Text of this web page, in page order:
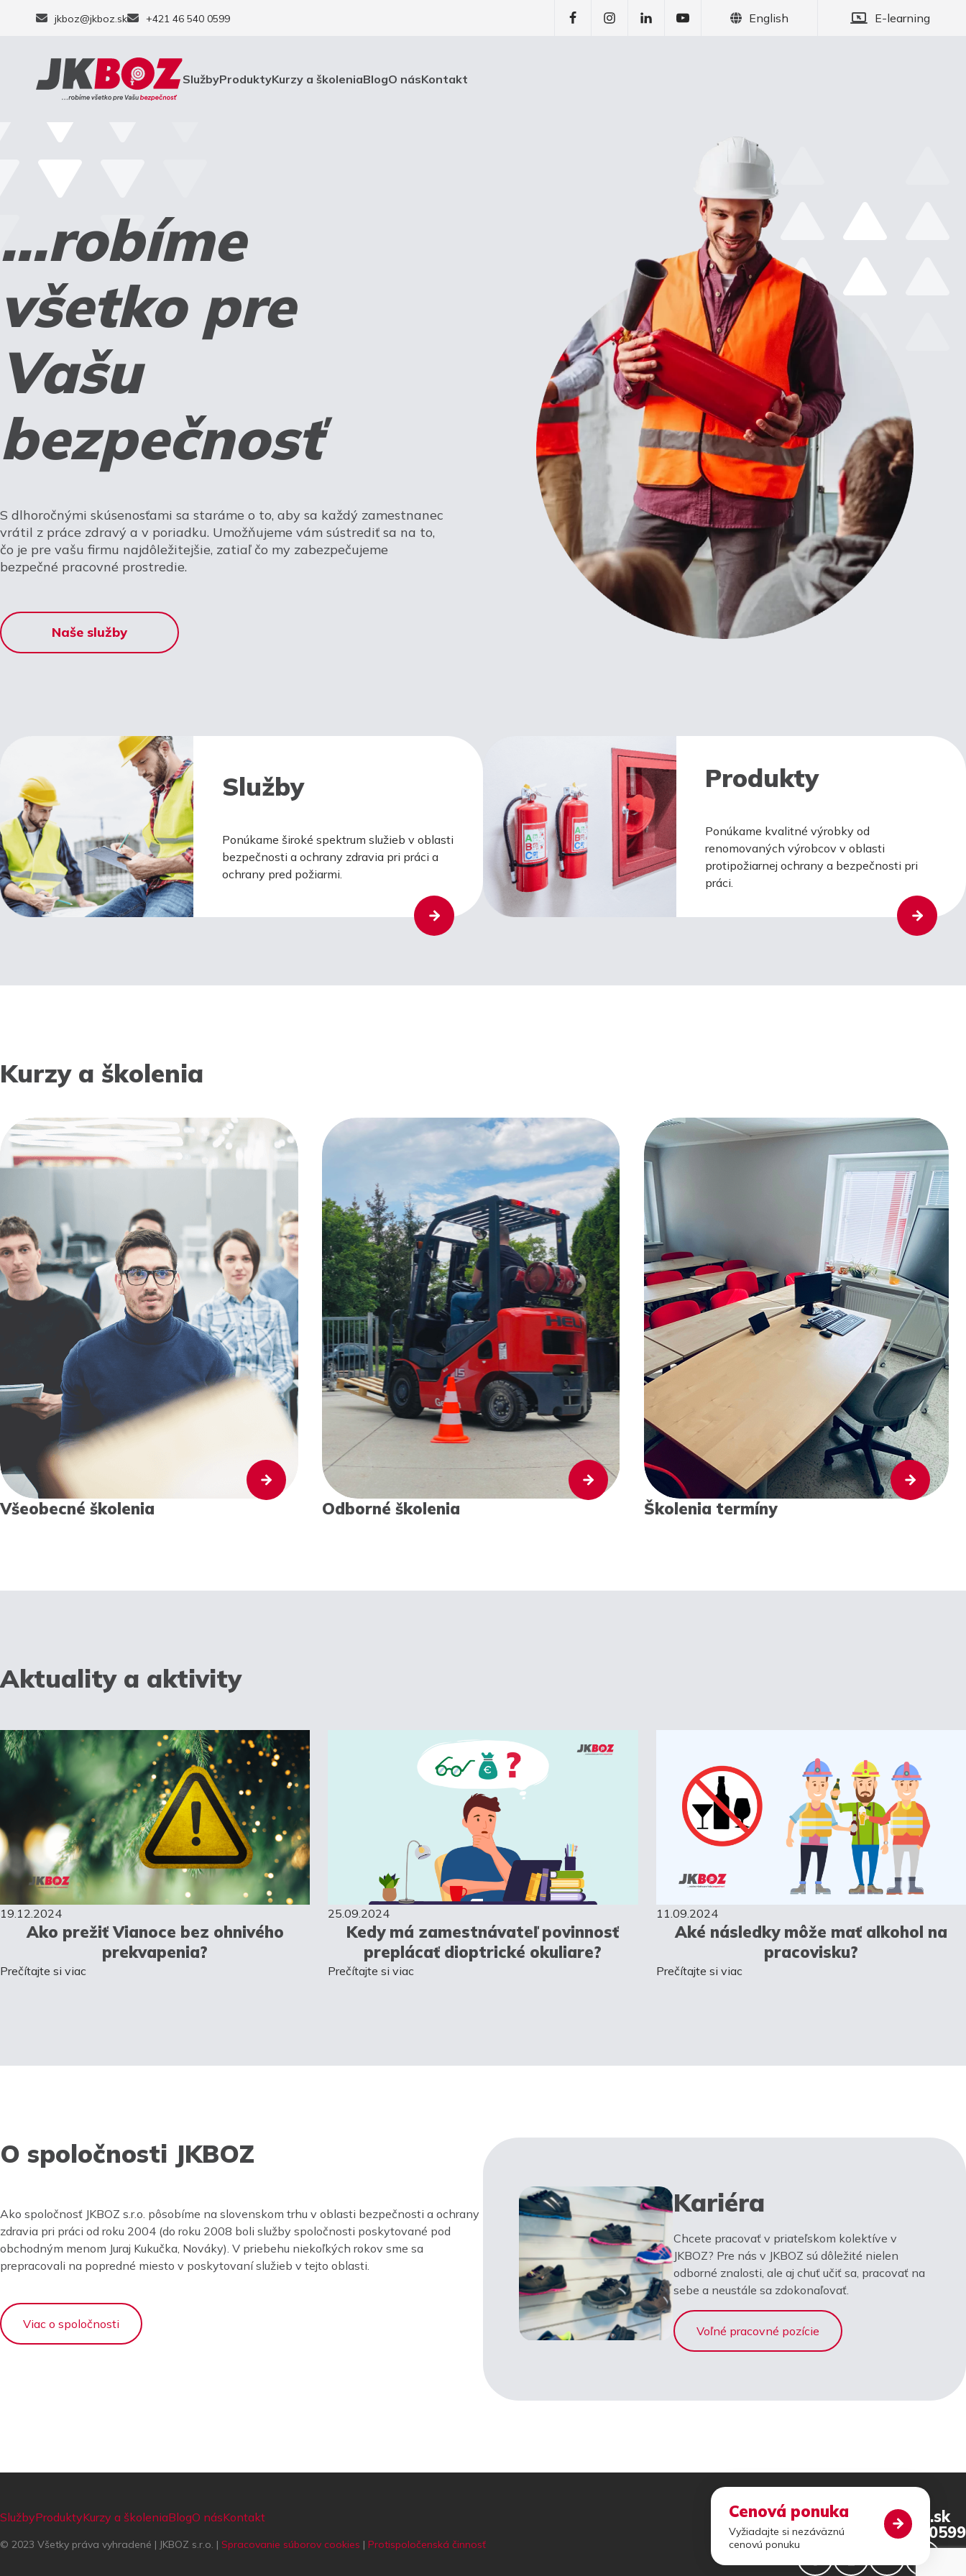
jkboz@jkboz.sk +421 46 540 0599 English E-learning
SlužbyProduktyKurzy a školeniaBlogO násKontakt
Cenová ponuka
Vyžiadajte si nezáväznú
cenovú ponuku
...robíme
všetko pre
Vašu
bezpečnosť
S dlhoročnými skúsenosťami sa staráme o to, aby sa každý zamestnanec
vrátil z práce zdravý a v poriadku. Umožňujeme vám sústrediť sa na to,
čo je pre vašu firmu najdôležitejšie, zatiaľ čo my zabezpečujeme
bezpečné pracovné prostredie.
Naše služby
Služby
Ponúkame široké spektrum služieb v oblasti
bezpečnosti a ochrany zdravia pri práci a
ochrany pred požiarmi.
Produkty
Ponúkame kvalitné výrobky od
renomovaných výrobcov v oblasti
protipožiarnej ochrany a bezpečnosti pri
práci.
Kurzy a školenia
Všeobecné školenia Odborné školenia Školenia termíny
Aktuality a aktivity
19.12.2024
Ako prežiť Vianoce bez ohnivého
prekvapenia?
Prečítajte si viac
25.09.2024
Kedy má zamestnávateľ povinnosť
preplácať dioptrické okuliare?
Prečítajte si viac
11.09.2024
Aké následky môže mať alkohol na
pracovisku?
Prečítajte si viac
O spoločnosti JKBOZ
Ako spoločnosť JKBOZ s.r.o. pôsobíme na slovenskom trhu v oblasti bezpečnosti a ochrany
zdravia pri práci od roku 2004 (do roku 2008 boli služby spoločnosti poskytované pod
obchodným menom Juraj Kukučka, Nováky). V priebehu niekoľkých rokov sme sa
prepracovali na popredné miesto v poskytovaní služieb v tejto oblasti.
Viac o spoločnosti
Kariéra
Chcete pracovať v priateľskom kolektíve v
JKBOZ? Pre nás v JKBOZ sú dôležité nielen
odborné znalosti, ale aj chuť učiť sa, pracovať na
sebe a neustále sa zdokonaľovať.
Voľné pracovné pozície
SlužbyProduktyKurzy a školeniaBlogO násKontakt
© 2023 Všetky práva vyhradené | JKBOZ s.r.o. | Spracovanie súborov cookies | Protispoločenská činnosť
jkboz@jkboz.sk
+421 46 540 0599